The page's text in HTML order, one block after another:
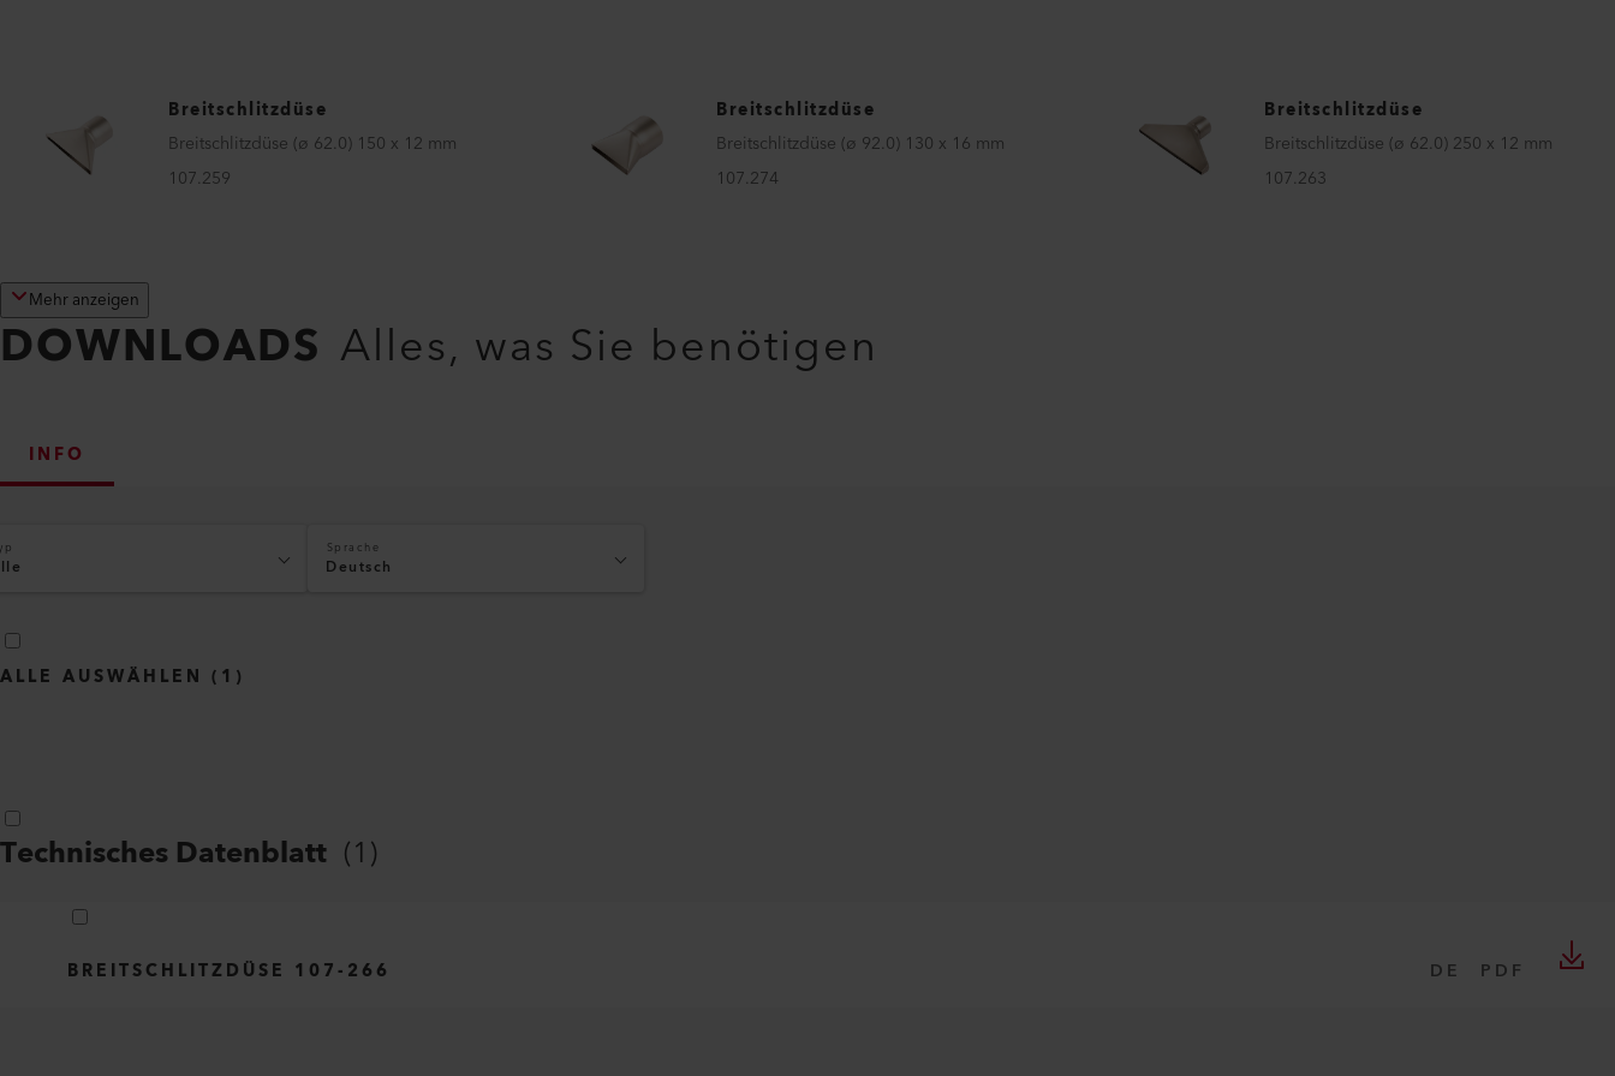
Breitschlitzdüse
Breitschlitzdüse (ø 62.0) 150 x 12 mm
107.259
Breitschlitzdüse
Breitschlitzdüse (ø 92.0) 130 x 16 mm
107.274
Breitschlitzdüse
Breitschlitzdüse (ø 62.0) 250 x 12 mm
107.263
Mehr anzeigen
DOWNLOADS Alles, was Sie benötigen
INFO
Sprache
Deutsch
ALLE AUSWÄHLEN ( 1 )
Technisches Datenblatt (1)
BREITSCHLITZDÜSE 107-266 DE PDF